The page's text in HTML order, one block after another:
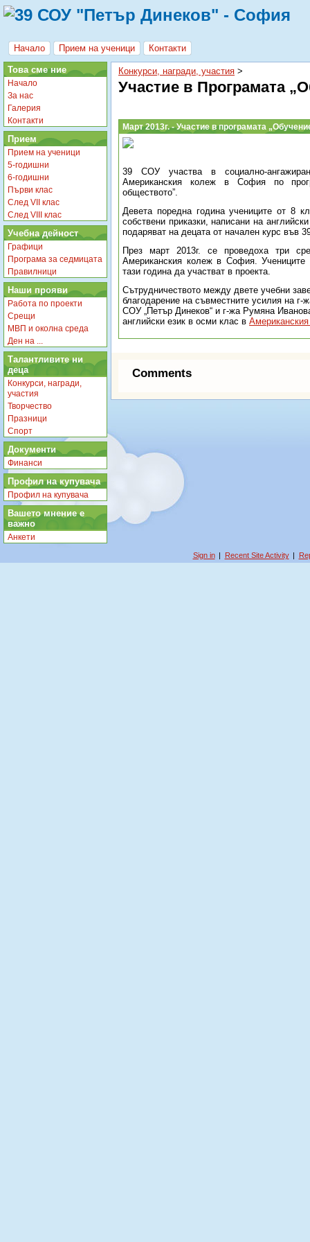
Начало Прием на ученици Контакти
Това сме ние
Начало
За нас
Галерия
Контакти
Прием
Прием на ученици
5-годишни
6-годишни
Първи клас
След VII клас
След VIII клас
Учебна дейност
Графици
Програма за седмицата
Правилници
Наши прояви
Работа по проекти
Срещи
МВП и околна среда
Ден на ...
Талантливите ни
деца
Конкурси, награди,
участия
Творчество
Празници
Спорт
Документи
Финанси
Профил на купувача
Профил на купувача
Вашето мнение е
важно
Анкети
Конкурси, награди, участия ‎ > ‎
Участие в Програмата
Март 2013г. - Участие в програмата
39 СОУ участва в социално-
Американския колеж в София по
обществото”.
Девета поредна година учениците от 8
собствени приказки, написани на
подаряват на децата от начален курс във
През март 2013г. се проведоха
Американския колеж в София.
тази година да участват в проекта.
Сътрудничеството между двете учебни
благодарение на съвместните усилия на
СОУ „Петър Динеков“ и г-жа Румяна
английски език в осми клас в
Comments
Sign in | Recent Site Activity |